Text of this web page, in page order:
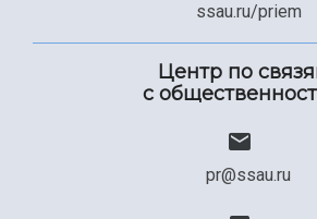
ssau.ru/priem
Центр по
с
pr@ssau.ru